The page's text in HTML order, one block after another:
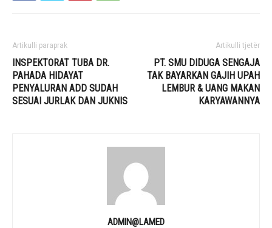
Artikulli paraprak
INSPEKTORAT TUBA DR.
PAHADA HIDAYAT
PENYALURAN ADD SUDAH
SESUAI JURLAK DAN JUKNIS
Artikulli tjetër
PT. SMU DIDUGA SENGAJA
TAK BAYARKAN GAJIH UPAH
LEMBUR & UANG MAKAN
KARYAWANNYA
ADMIN@LAMED